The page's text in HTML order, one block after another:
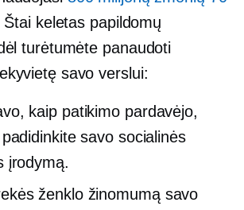
Štai keletas papildomų
turėtumėte panaudoti
savo verslui:
kaip patikimo pardavėjo,
savo socialinės
įrodymą.
ženklo žinomumą savo